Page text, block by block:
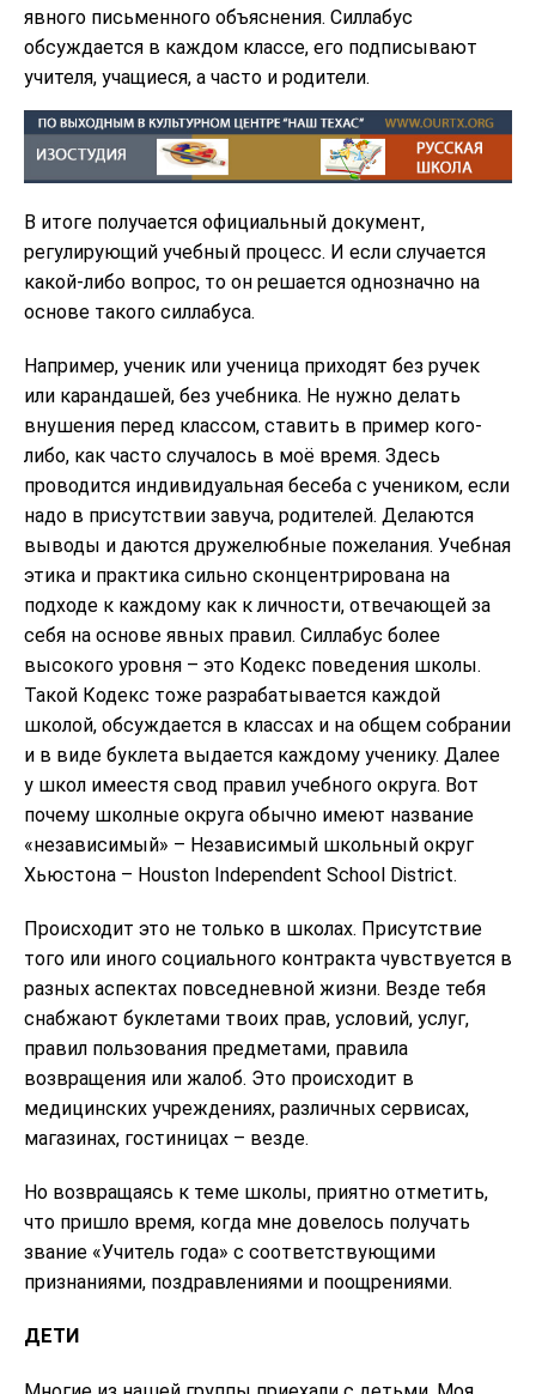
явного письменного объяснения. Силлабус
обсуждается в каждом классе, его подписывают
учителя, учащиеся, а часто и родители.
В итоге получается официальный документ,
регулирующий учебный процесс. И если случается
какой-либо вопрос, то он решается однозначно на
основе такого силлабуса.
Например, ученик или ученица приходят без ручек
или карандашей, без учебника. Не нужно делать
внушения перед классом, ставить в пример кого-
либо, как часто случалось в моё время. Здесь
проводится индивидуальная бесеба с учеником, если
надо в присутствии завуча, родителей. Делаются
выводы и даются дружелюбные пожелания. Учебная
этика и практика сильно сконцентрирована на
подходе к каждому как к личности, отвечающей за
себя на основе явных правил. Силлабус более
высокого уровня – это Кодекс поведения школы.
Такой Кодекс тоже разрабатывается каждой
школой, обсуждается в классах и на общем собрании
и в виде буклета выдается каждому ученику. Далее
у школ имеестя свод правил учебного округа. Вот
почему школные округа обычно имеют название
«независимый» – Независимый школьный округ
Хьюстона – Houston Independent School District.
Происходит это не только в школах. Присутствие
того или иного социального контракта чувствуется в
разных аспектах повседневной жизни. Везде тебя
снабжают буклетами твоих прав, условий, услуг,
правил пользования предметами, правила
возвращения или жалоб. Это происходит в
медицинских учреждениях, различных сервисах,
магазинах, гостиницах – везде.
Но возвращаясь к теме школы, приятно отметить,
что пришло время, когда мне довелось получать
звание «Учитель года» с соответствующими
признаниями, поздравлениями и поощрениями.
ДЕТИ